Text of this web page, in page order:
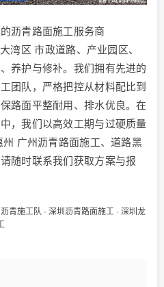
沥青路面施工服务商
湾区 市政道路、产业园区、
养护与修补。我们拥有先进的
团队，严格把控从材料配比到
路面平整耐用、排水优良。在
，我们以高效工期与过硬质量
广州沥青路面施工、道路黑
随时联系我们获取方案与报
青施工队 · 深圳沥青路面施工 · 深圳龙